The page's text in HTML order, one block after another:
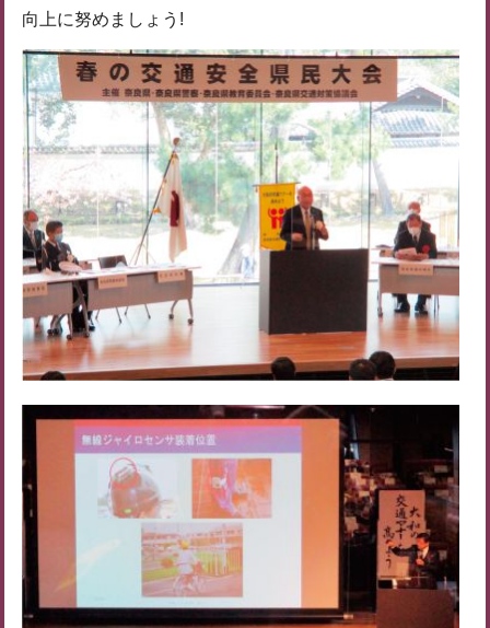
向上に努めましょう!